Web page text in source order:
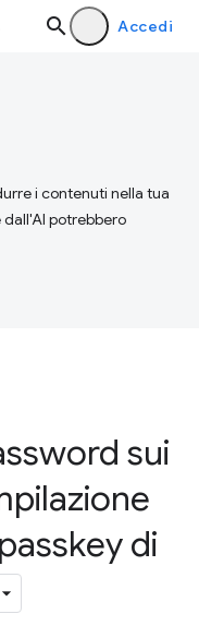
Accedi
i contenuti nella tua
potrebbero
sui
di